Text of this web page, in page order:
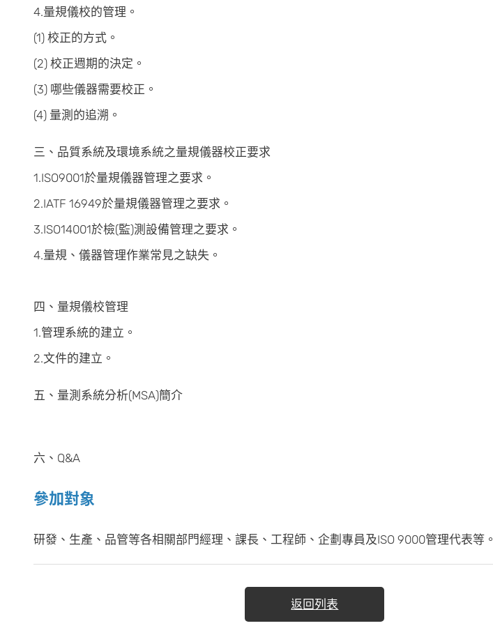
4.量規儀校的管理。
(1) 校正的方式。
(2) 校正週期的決定。
(3) 哪些儀器需要校正。
(4) 量測的追溯。
三、品質系統及環境系統之量規儀器校正要求
1.ISO9001於量規儀器管理之要求。
2.IATF 16949於量規儀器管理之要求。
3.ISO14001於檢(監)測設備管理之要求。
4.量規、儀器管理作業常見之缺失。
四、量規儀校管理
1.管理系統的建立。
2.文件的建立。
五、量測系統分析(MSA)簡介
六、Q&A
參加對象
研發、生產、品管等各相關部門經理、課長、工程師、企劃專員及ISO 9000管理代表等。
返回列表